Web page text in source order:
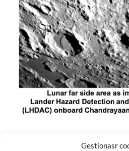
Gestionasr